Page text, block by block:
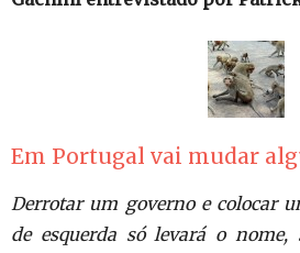
Em Portugal vai mudar
Derrotar um governo e colocar
de esquerda só levará o